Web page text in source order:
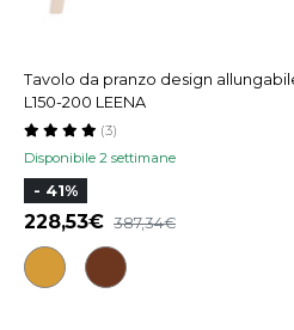
Tavolo da pranzo design
L150-200 LEENA
Disponibile 2 settimane
(3)
- 41%
228,53 387,34